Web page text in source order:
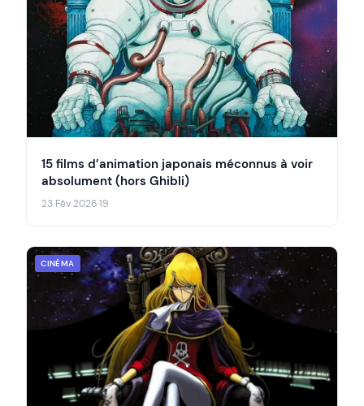
15 films d’animation japonais méconnus à voir
absolument (hors Ghibli)
23 Fév 2026·19
CINÉMA